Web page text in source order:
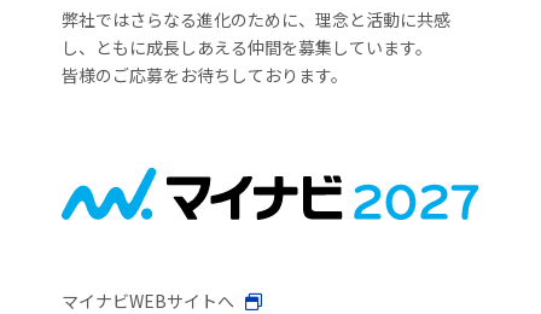
弊社ではさらなる進化のために、理念と活動に共感
し、ともに成長しあえる仲間を募集しています。
皆様のご応募をお待ちしております。
マイナビWEBサイトへ